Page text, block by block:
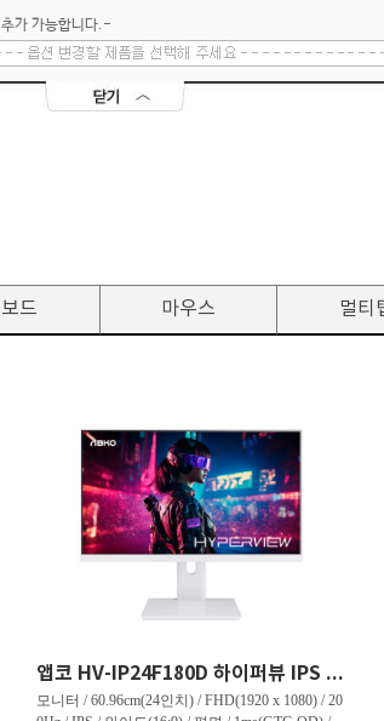
가 가능합니다.-
드 마우스 멀티
앱코 HV-IP24F180D 하이퍼뷰 IPS FHD 180 HDR 무결점
모니터 / 60.96cm(24인치) / FHD(1920 x 1080) / 20